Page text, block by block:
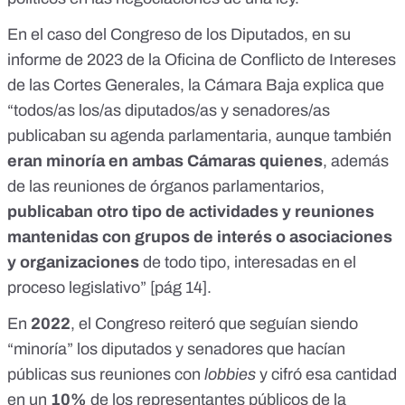
En el caso del Congreso de los Diputados, en su
informe de 2023 de la Oficina de Conflicto de Intereses
de las Cortes Generales, la Cámara Baja explica que
“todos/as los/as diputados/as y senadores/as
publicaban su agenda parlamentaria, aunque también
eran minoría en ambas Cámaras quienes, además
de las reuniones de órganos parlamentarios,
publicaban otro tipo de actividades y reuniones
mantenidas con grupos de interés o asociaciones
y organizaciones de todo tipo, interesadas en el
proceso legislativo” [pág 14].
En 2022, el Congreso reiteró que seguían siendo
“minoría” los diputados y senadores que hacían
públicas sus reuniones con lobbies y cifró esa cantidad
en un 10% de los representantes públicos de la